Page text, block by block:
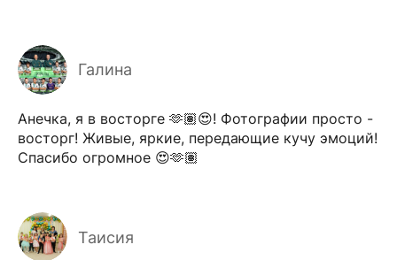
Галина
Анечка, я в восторге 🫶🏽😍! Фотографии просто -
восторг! Живые, яркие, передающие кучу эмоций!
Спасибо огромное 😍🫶🏽
Таисия